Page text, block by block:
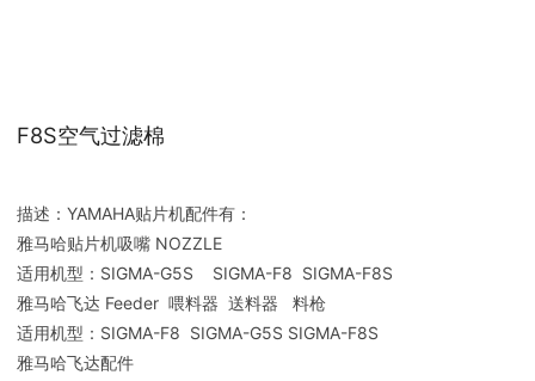
F8S空气过滤棉
描述：YAMAHA贴片机配件有：
雅马哈贴片机吸嘴 NOZZLE
适用机型：SIGMA-G5S SIGMA-F8 SIGMA-F8S
雅马哈飞达 Feeder 喂料器 送料器 料枪
适用机型：SIGMA-F8 SIGMA-G5S SIGMA-F8S
雅马哈飞达配件